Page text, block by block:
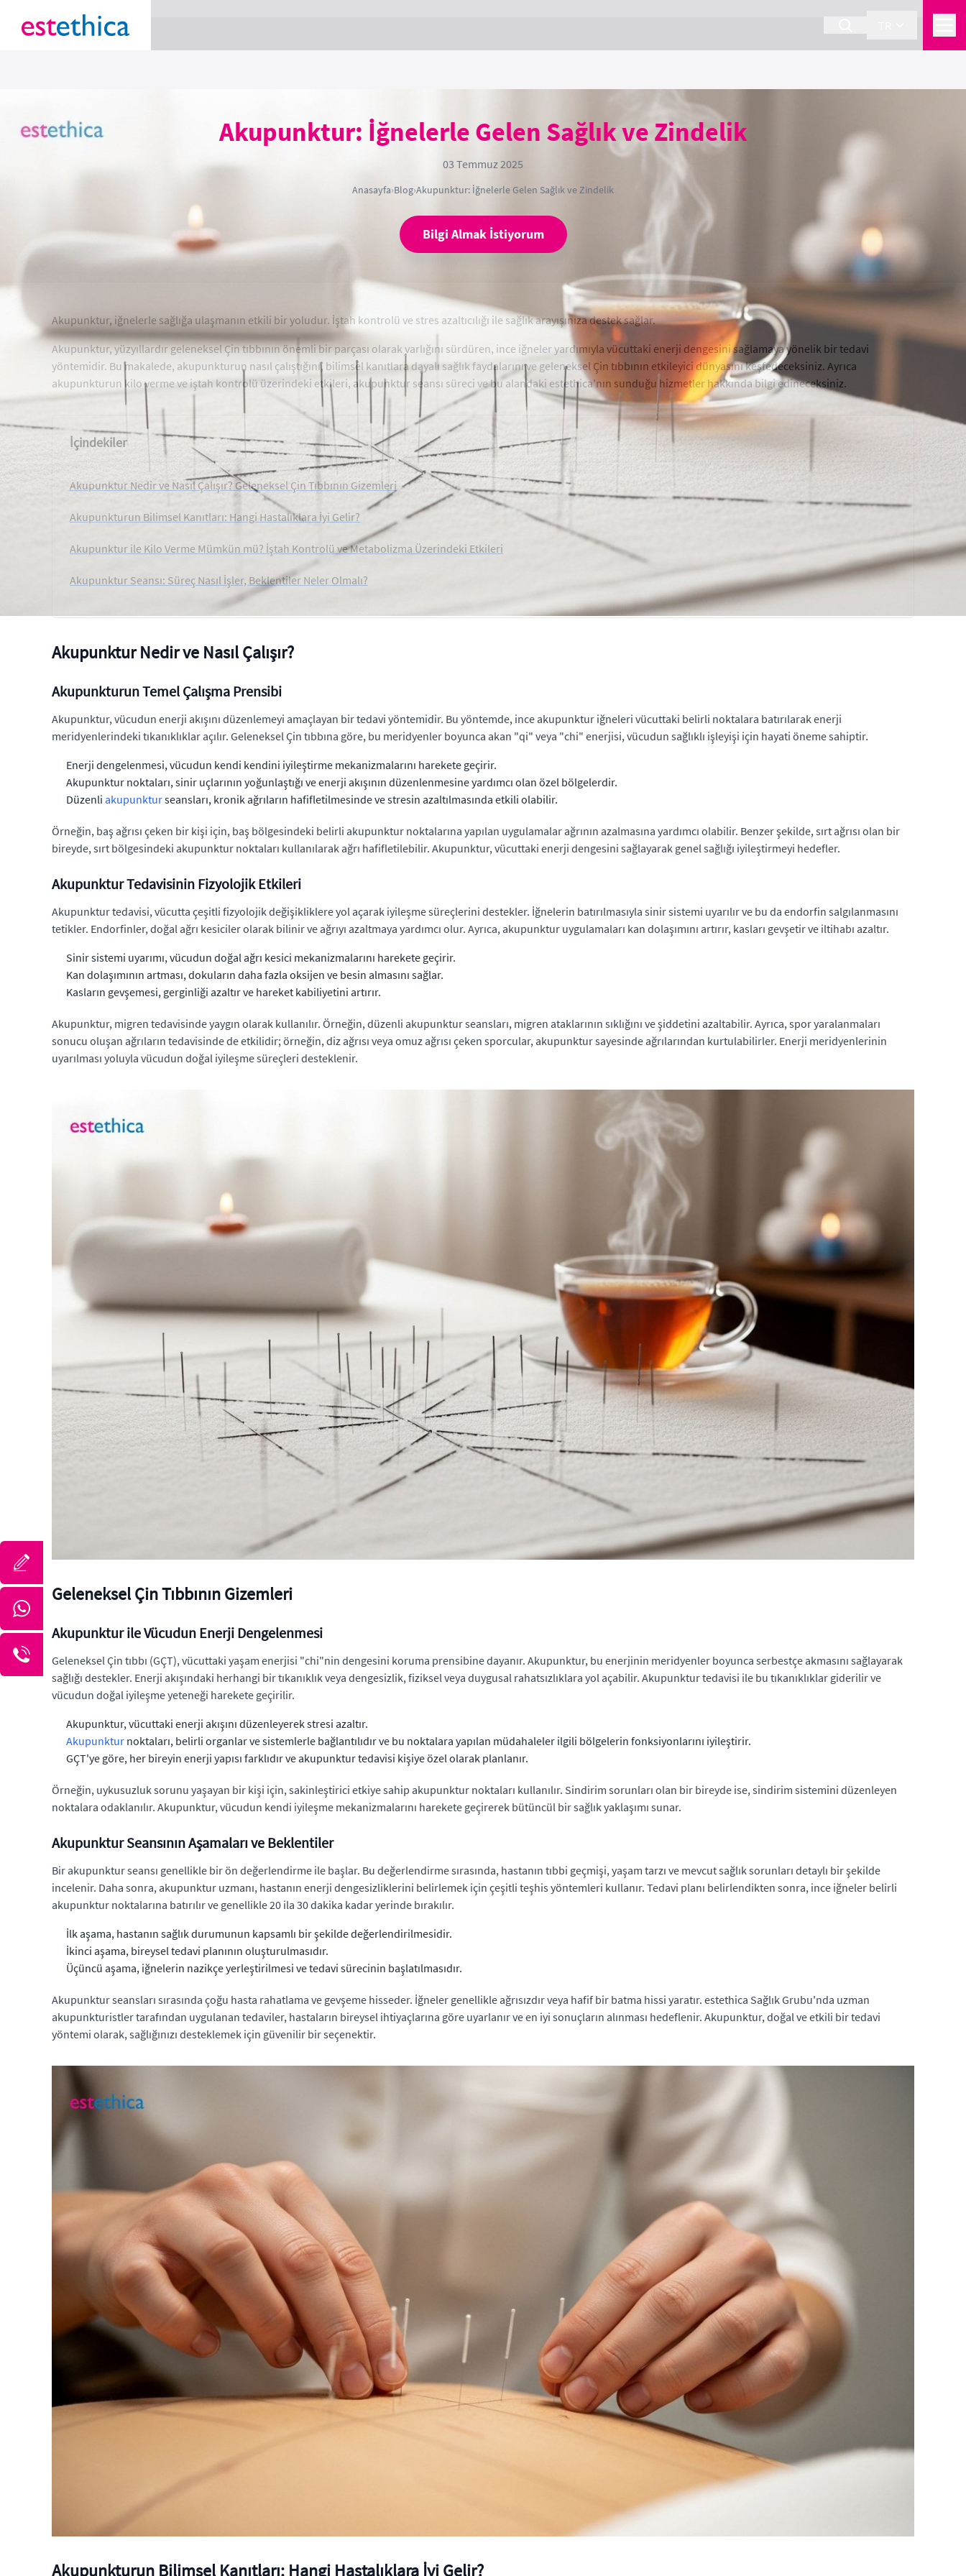
Akupunktur: İğnelerle Gelen Sağlık ve Zindelik
03 Temmuz 2025
Anasayfa›Blog›Akupunktur: İğnelerle Gelen Sağlık ve Zindelik
Bilgi Almak İstiyorum
Akupunktur, iğnelerle sağlığa ulaşmanın etkili bir yoludur. İştah kontrolü ve stres azaltıcılığı ile sağlık arayışınıza destek sağlar.
Akupunktur, yüzyıllardır geleneksel Çin tıbbının önemli bir parçası olarak varlığını sürdüren, ince iğneler yardımıyla vücuttaki enerji dengesini sağlamaya yönelik bir tedavi
yöntemidir. Bu makalede, akupunkturun nasıl çalıştığını, bilimsel kanıtlara dayalı sağlık faydalarını ve geleneksel Çin tıbbının etkileyici dünyasını keşfedeceksiniz. Ayrıca
akupunkturun kilo verme ve iştah kontrolü üzerindeki etkileri, akupunktur seansı süreci ve bu alandaki estethica'nın sunduğu hizmetler hakkında bilgi edineceksiniz.
İçindekiler
Akupunktur Nedir ve Nasıl Çalışır? Geleneksel Çin Tıbbının Gizemleri
Akupunkturun Bilimsel Kanıtları: Hangi Hastalıklara İyi Gelir?
Akupunktur ile Kilo Verme Mümkün mü? İştah Kontrolü ve Metabolizma Üzerindeki Etkileri
Akupunktur Seansı: Süreç Nasıl İşler, Beklentiler Neler Olmalı?
Akupunktur Nedir ve Nasıl Çalışır?
Akupunkturun Temel Çalışma Prensibi
Akupunktur, vücudun enerji akışını düzenlemeyi amaçlayan bir tedavi yöntemidir. Bu yöntemde, ince akupunktur iğneleri vücuttaki belirli noktalara batırılarak enerji
meridyenlerindeki tıkanıklıklar açılır. Geleneksel Çin tıbbına göre, bu meridyenler boyunca akan "qi" veya "chi" enerjisi, vücudun sağlıklı işleyişi için hayati öneme sahiptir.
Enerji dengelenmesi, vücudun kendi kendini iyileştirme mekanizmalarını harekete geçirir.
Akupunktur noktaları, sinir uçlarının yoğunlaştığı ve enerji akışının düzenlenmesine yardımcı olan özel bölgelerdir.
Düzenli akupunkturseansları, kronik ağrıların hafifletilmesinde ve stresin azaltılmasında etkili olabilir.
Örneğin, baş ağrısı çeken bir kişi için, baş bölgesindeki belirli akupunktur noktalarına yapılan uygulamalar ağrının azalmasına yardımcı olabilir. Benzer şekilde, sırt ağrısı olan bir
bireyde, sırt bölgesindeki akupunktur noktaları kullanılarak ağrı hafifletilebilir. Akupunktur, vücuttaki enerji dengesini sağlayarak genel sağlığı iyileştirmeyi hedefler.
Akupunktur Tedavisinin Fizyolojik Etkileri
Akupunktur tedavisi, vücutta çeşitli fizyolojik değişikliklere yol açarak iyileşme süreçlerini destekler. İğnelerin batırılmasıyla sinir sistemi uyarılır ve bu da endorfin salgılanmasını
tetikler. Endorfinler, doğal ağrı kesiciler olarak bilinir ve ağrıyı azaltmaya yardımcı olur. Ayrıca, akupunktur uygulamaları kan dolaşımını artırır, kasları gevşetir ve iltihabı azaltır.
Sinir sistemi uyarımı, vücudun doğal ağrı kesici mekanizmalarını harekete geçirir.
Kan dolaşımının artması, dokuların daha fazla oksijen ve besin almasını sağlar.
Kasların gevşemesi, gerginliği azaltır ve hareket kabiliyetini artırır.
Akupunktur, migren tedavisinde yaygın olarak kullanılır. Örneğin, düzenli akupunktur seansları, migren ataklarının sıklığını ve şiddetini azaltabilir. Ayrıca, spor yaralanmaları
sonucu oluşan ağrıların tedavisinde de etkilidir; örneğin, diz ağrısı veya omuz ağrısı çeken sporcular, akupunktur sayesinde ağrılarından kurtulabilirler. Enerji meridyenlerinin
uyarılması yoluyla vücudun doğal iyileşme süreçleri desteklenir.
Geleneksel Çin Tıbbının Gizemleri
Akupunktur ile Vücudun Enerji Dengelenmesi
Geleneksel Çin tıbbı (GÇT), vücuttaki yaşam enerjisi "chi"nin dengesini koruma prensibine dayanır. Akupunktur, bu enerjinin meridyenler boyunca serbestçe akmasını sağlayarak
sağlığı destekler. Enerji akışındaki herhangi bir tıkanıklık veya dengesizlik, fiziksel veya duygusal rahatsızlıklara yol açabilir. Akupunktur tedavisi ile bu tıkanıklıklar giderilir ve
vücudun doğal iyileşme yeteneği harekete geçirilir.
Akupunktur, vücuttaki enerji akışını düzenleyerek stresi azaltır.
Akupunktur noktaları, belirli organlar ve sistemlerle bağlantılıdır ve bu noktalara yapılan müdahaleler ilgili bölgelerin fonksiyonlarını iyileştirir.
GÇT'ye göre, her bireyin enerji yapısı farklıdır ve akupunktur tedavisi kişiye özel olarak planlanır.
Örneğin, uykusuzluk sorunu yaşayan bir kişi için, sakinleştirici etkiye sahip akupunktur noktaları kullanılır. Sindirim sorunları olan bir bireyde ise, sindirim sistemini düzenleyen
noktalara odaklanılır. Akupunktur, vücudun kendi iyileşme mekanizmalarını harekete geçirerek bütüncül bir sağlık yaklaşımı sunar.
Akupunktur Seansının Aşamaları ve Beklentiler
Bir akupunktur seansı genellikle bir ön değerlendirme ile başlar. Bu değerlendirme sırasında, hastanın tıbbi geçmişi, yaşam tarzı ve mevcut sağlık sorunları detaylı bir şekilde
incelenir. Daha sonra, akupunktur uzmanı, hastanın enerji dengesizliklerini belirlemek için çeşitli teşhis yöntemleri kullanır. Tedavi planı belirlendikten sonra, ince iğneler belirli
akupunktur noktalarına batırılır ve genellikle 20 ila 30 dakika kadar yerinde bırakılır.
İlk aşama, hastanın sağlık durumunun kapsamlı bir şekilde değerlendirilmesidir.
İkinci aşama, bireysel tedavi planının oluşturulmasıdır.
Üçüncü aşama, iğnelerin nazikçe yerleştirilmesi ve tedavi sürecinin başlatılmasıdır.
Akupunktur seansları sırasında çoğu hasta rahatlama ve gevşeme hisseder. İğneler genellikle ağrısızdır veya hafif bir batma hissi yaratır. estethica Sağlık Grubu'nda uzman
akupunkturistler tarafından uygulanan tedaviler, hastaların bireysel ihtiyaçlarına göre uyarlanır ve en iyi sonuçların alınması hedeflenir. Akupunktur, doğal ve etkili bir tedavi
yöntemi olarak, sağlığınızı desteklemek için güvenilir bir seçenektir.
Akupunkturun Bilimsel Kanıtları: Hangi Hastalıklara İyi Gelir?